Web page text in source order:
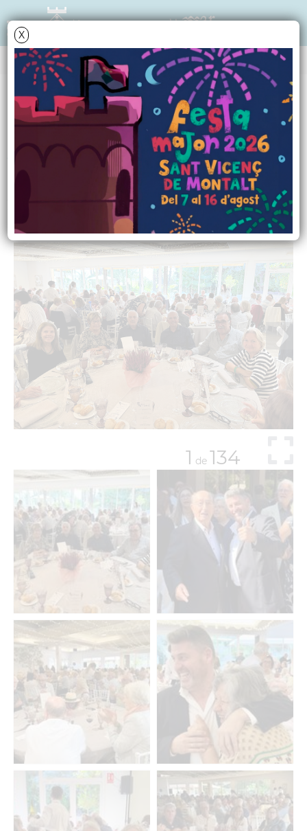
X
ÀLBUMS DE FOTOS
Festa de la Gent Gran
2025
22 d'octubre de 2025
1 de 134